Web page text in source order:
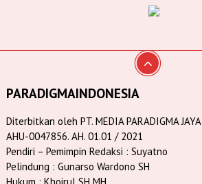
PARADIGMAINDONESIA
Diterbitkan oleh PT. MEDIA PARADIGMA JAYA
AHU-0047856. AH. 01.01 / 2021
Pendiri – Pemimpin Redaksi : Suyatno
Pelindung : Gunarso Wardono SH